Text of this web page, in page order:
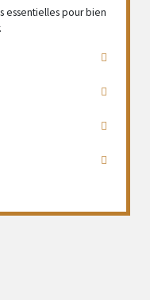
essentielles pour bien